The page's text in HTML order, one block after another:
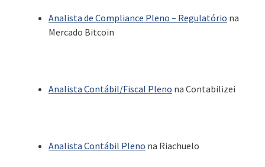
Analista de Compliance Pleno – Regulatório na
Mercado Bitcoin
Analista Contábil/Fiscal Pleno na Contabilizei
Analista Contábil Pleno na Riachuelo